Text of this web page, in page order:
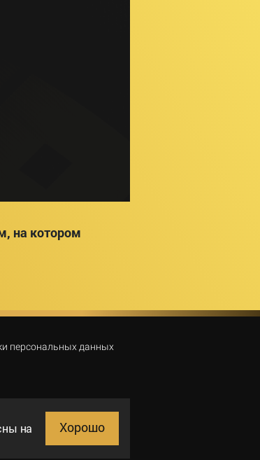
на котором
персональных данных
Поиск
на
Хорошо